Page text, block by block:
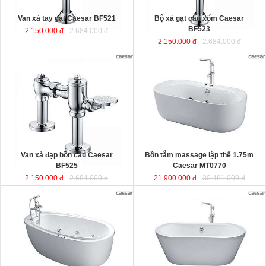
Van xả tay gạt Caesar BF521
2.150.000 đ
2.684.000 đ
Bộ xả gạt cầu xổm Caesar
BF523
2.150.000 đ
2.684.000 đ
Van xả đạp bồn cầu Caesar
BF525
2.150.000 đ
2.684.000 đ
Bồn tắm massage lập thể 1.75m
được sản xuất từ
sợi nhựa tổng hợp Acrylic có độ bền
cao, không bị ngả màu, chịu được
mọi nguồn nước, khó bể vỡ. Bề mặt
láng mịn dễ dàng vệ sinh.
Kích thước: 175x80x60 cm.
Bồn tắm massage lập thể 1.75m
Caesar MT0770
21.900.000 đ
30.481.000 đ
Bồn tắm nằm massage 1.8m kèm
vòi sen Caesar MT6480
xuất từ sợi nhựa tổng hợp Acrylic
có độ bền cao, không bị ngả màu,
chịu được mọi nguồn nước, khó bể
vỡ. Bề mặt b
láng mịn dễ dàng vệ
Bồn tắm nằm lập thể đặt sàn 1.7m
được sản xuất từ
sợi nhựa tổng hợp Acrylic có độ bền
cao, không bị ngả màu, chịu được
mọi nguồn nước, khó bể vỡ. Bề mặt
láng mịn dễ dàng vệ sinh.
Kích thước : 170x87x60 cm